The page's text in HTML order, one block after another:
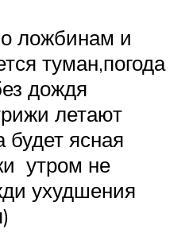
ложбинам и
туман,погода
дождя
летают
будет ясная
утром не
ухудшения